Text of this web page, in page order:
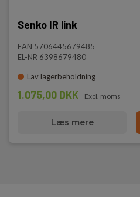
Senko IR link
EAN 5706445679485
EL-NR 6398679480
Lav lagerbeholdning
1.075,00 DKK Excl. moms
Læs mere